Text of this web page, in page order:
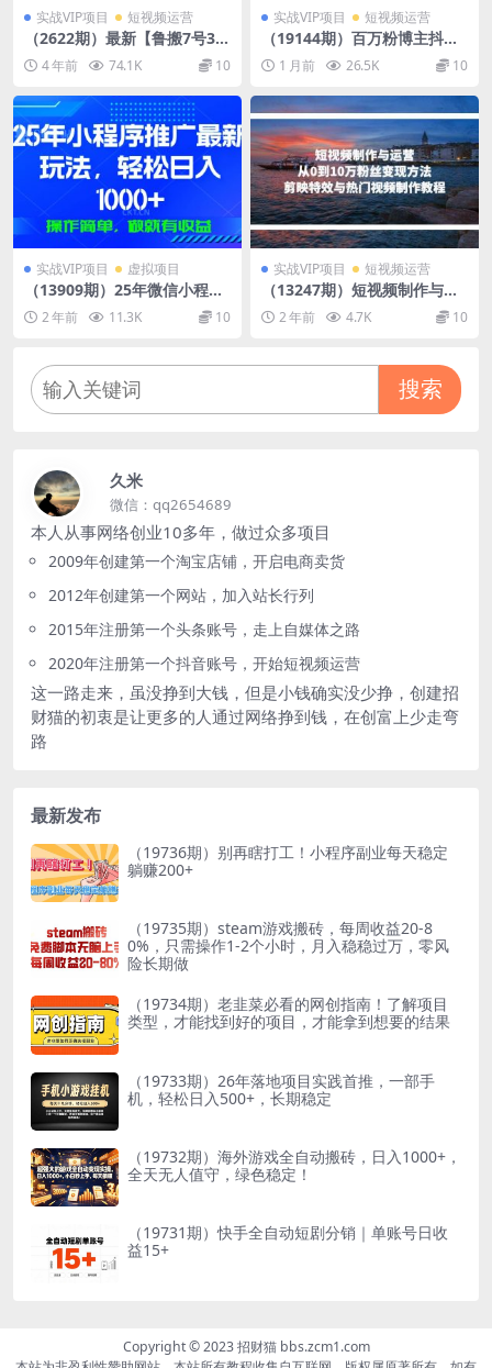
实战VIP项目 短视频运营
（2622期）最新【鲁搬7号3.
0】短视频永久版搬运软件 (突
破技术壁垒 碾压一切搬运神
器)
4 年前 74.1K 10
实战VIP项目 短视频运营
（19144期）百万粉博主抖音
精选赛道教学-0701更新，汽
车+体育+美食+影视全赛道解
说，AI剪辑文案全套实操
1 月前 26.5K 10
实战VIP项目 虚拟项目
（13909期）25年微信小程序
推广最新玩法，轻松日入1000
+，操作简单 做就有收益
2 年前 11.3K 10
实战VIP项目 短视频运营
（13247期）短视频制作与运
营，从0到10万粉丝变现方
法，剪映特效与热门视频制作
2 年前 4.7K 10
搜索
久米
微信：qq2654689
本人从事网络创业10多年，做过众多项目
2009年创建第一个淘宝店铺，开启电商卖货
2012年创建第一个网站，加入站长行列
2015年注册第一个头条账号，走上自媒体之路
2020年注册第一个抖音账号，开始短视频运营
这一路走来，虽没挣到大钱，但是小钱确实没少挣，创建招
财猫的初衷是让更多的人通过网络挣到钱，在创富上少走弯
路
最新发布
（19736期）别再瞎打工！小程序副业每天稳定
躺赚200+
（19735期）steam游戏搬砖，每周收益20-8
0%，只需操作1-2个小时，月入稳稳过万，零风
险长期做
（19734期）老韭菜必看的网创指南！了解项目
类型，才能找到好的项目，才能拿到想要的结果
（19733期）26年落地项目实践首推，一部手
机，轻松日入500+，长期稳定
（19732期）海外游戏全自动搬砖，日入1000+，
全天无人值守，绿色稳定！
（19731期）快手全自动短剧分销｜单账号日收
益15+
Copyright © 2023 招财猫 bbs.zcm1.com